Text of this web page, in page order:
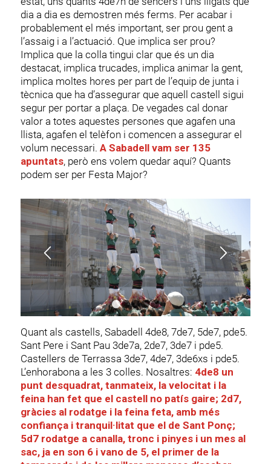
dia a dia es demostren més ferms. Per acabar i
probablement el més important, ser prou gent a
l’assaig i a l’actuació. Que implica ser prou?
Implica que la colla tingui clar que és un dia
destacat, implica trucades, implica animar la gent,
implica moltes hores per part de l’equip de junta i
tècnica que ha d’assegurar que aquell castell sigui
segur per portar a plaça. De vegades cal donar
valor a totes aquestes persones que agafen una
llista, agafen el telèfon i comencen a assegurar el
volum necessari. A Sabadell vam ser 135
apuntats, però ens volem quedar aquí? Quants
podem ser per Festa Major?
1 2 3 4 5
Quant als castells, Sabadell 4de8, 7de7, 5de7, pde5.
Sant Pere i Sant Pau 3de7a, 2de7, 3de7 i pde5.
Castellers de Terrassa 3de7, 4de7, 3de6xs i pde5.
L’enhorabona a les 3 colles. Nosaltres: 4de8 un
punt desquadrat, tanmateix, la velocitat i la
feina han fet que el castell no patís gaire; 2d7,
gràcies al rodatge i la feina feta, amb més
confiança i tranquil·litat que el de Sant Ponç;
5d7 rodatge a canalla, tronc i pinyes i un mes al
sac, ja en son 6 i vano de 5, el primer de la